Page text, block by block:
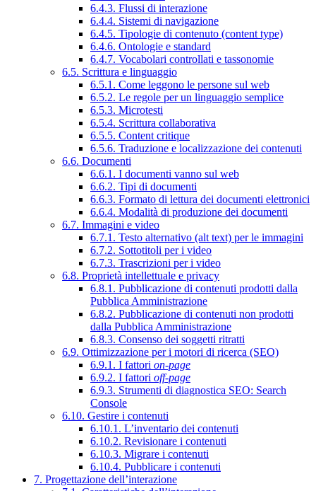
6.4.3. Flussi di interazione
6.4.4. Sistemi di navigazione
6.4.5. Tipologie di contenuto (content type)
6.4.6. Ontologie e standard
6.4.7. Vocabolari controllati e tassonomie
6.5. Scrittura e linguaggio
6.5.1. Come leggono le persone sul web
6.5.2. Le regole per un linguaggio semplice
6.5.3. Microtesti
6.5.4. Scrittura collaborativa
6.5.5. Content critique
6.5.6. Traduzione e localizzazione dei contenuti
6.6. Documenti
6.6.1. I documenti vanno sul web
6.6.2. Tipi di documenti
6.6.3. Formato di lettura dei documenti elettronici
6.6.4. Modalità di produzione dei documenti
6.7. Immagini e video
6.7.1. Testo alternativo (alt text) per le immagini
6.7.2. Sottotitoli per i video
6.7.3. Trascrizioni per i video
6.8. Proprietà intellettuale e privacy
6.8.1. Pubblicazione di contenuti prodotti dalla
Pubblica Amministrazione
6.8.2. Pubblicazione di contenuti non prodotti
dalla Pubblica Amministrazione
6.8.3. Consenso dei soggetti ritratti
6.9. Ottimizzazione per i motori di ricerca (SEO)
6.9.1. I fattori on-page
6.9.2. I fattori off-page
6.9.3. Strumenti di diagnostica SEO: Search
Console
6.10. Gestire i contenuti
6.10.1. L’inventario dei contenuti
6.10.2. Revisionare i contenuti
6.10.3. Migrare i contenuti
6.10.4. Pubblicare i contenuti
7. Progettazione dell’interazione